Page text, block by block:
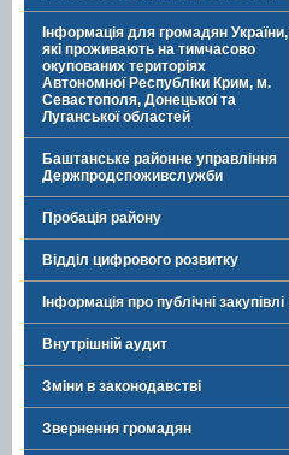
Інформація для громадян України,
які проживають на тимчасово
окупованих територіях
Автономної Республіки Крим, м.
Севастополя, Донецької та
Луганської областей
Баштанське районне управління
Держпродспоживслужби
Пробація району
Відділ цифрового розвитку
Інформація про публічні закупівлі
Внутрішній аудит
Зміни в законодавстві
Звернення громадян